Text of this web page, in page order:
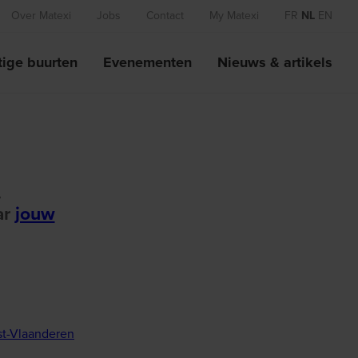
Over Matexi Jobs Contact My Matexi FR NL EN
buurten Evenementen Nieuws & artikels
jouw
Vlaanderen